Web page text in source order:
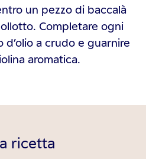
un pezzo di baccalà
Completare ogni
a crudo e guarnire
aromatica.
ricetta